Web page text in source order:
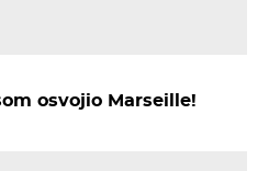
osvojio Marseille!